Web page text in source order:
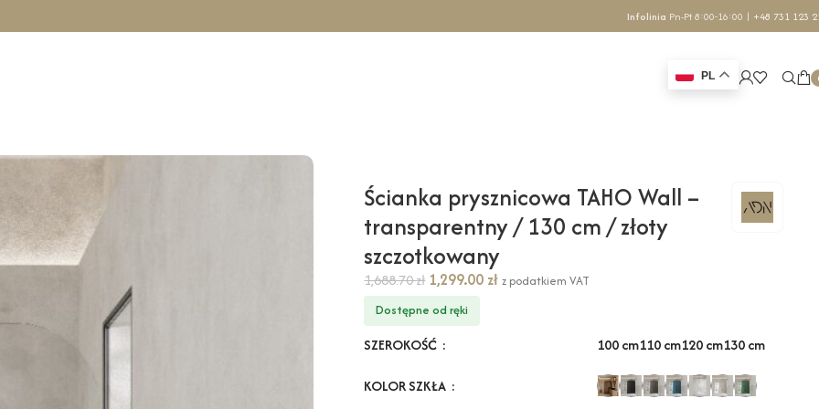
Infolinia Pn-Pt 8:00-16:00 | +48 731 123
PL
Ścianka prysznicowa TAHO Wall –
transparentny / 130 cm / złoty
szczotkowany
1,688.70zł 1,299.00 zł z podatkiem VAT
Dostępne od ręki
SZEROKOŚĆ 100 cm110 cm120 cm130 cm
KOLOR SZKŁA